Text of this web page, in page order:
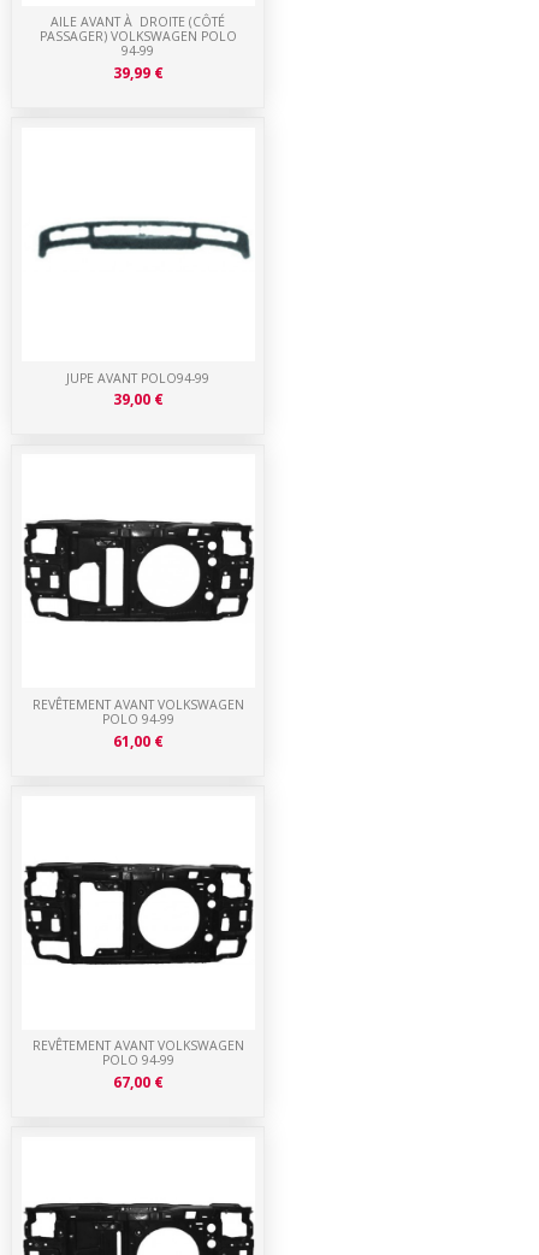
REVÊTEMENT AVANT VOLKSWAGEN
POLO 94-99
67,00 €
REVÊTEMENT AVANT VOLKSWAGEN
POLO 94-99
61,00 €
JUPE AVANT POLO94-99
39,00 €
AILE AVANT À DROITE (CÔTÉ
PASSAGER) VOLKSWAGEN POLO
94-99
39,99 €